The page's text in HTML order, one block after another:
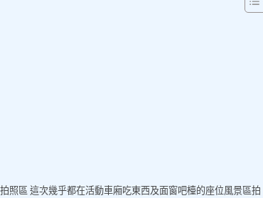
照區 這次幾乎都在活動車廂吃東西及面窗吧檯的座位風景區拍